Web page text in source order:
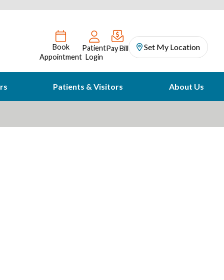
Book
Appointment
Patient
Login
Pay Bill Set My Location
Patients & Visitors About Us